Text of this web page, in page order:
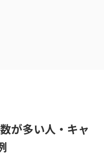
が多い人・キャ